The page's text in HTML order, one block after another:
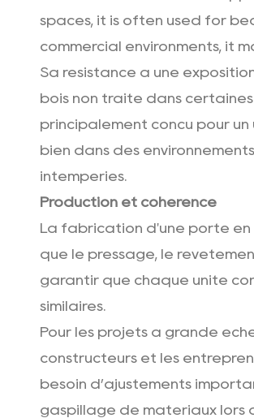
spaces, it is often used for
commercial environments, it
Sa résistance à une
bois non traité dans
principalement conçu pour
bien dans des
intempéries.
Production et cohérence
La fabrication d'une porte en
que le pressage, le
garantir que chaque unité
similaires.
Pour les projets à grande
constructeurs et les
besoin d’ajustements
gaspillage de matériaux lors